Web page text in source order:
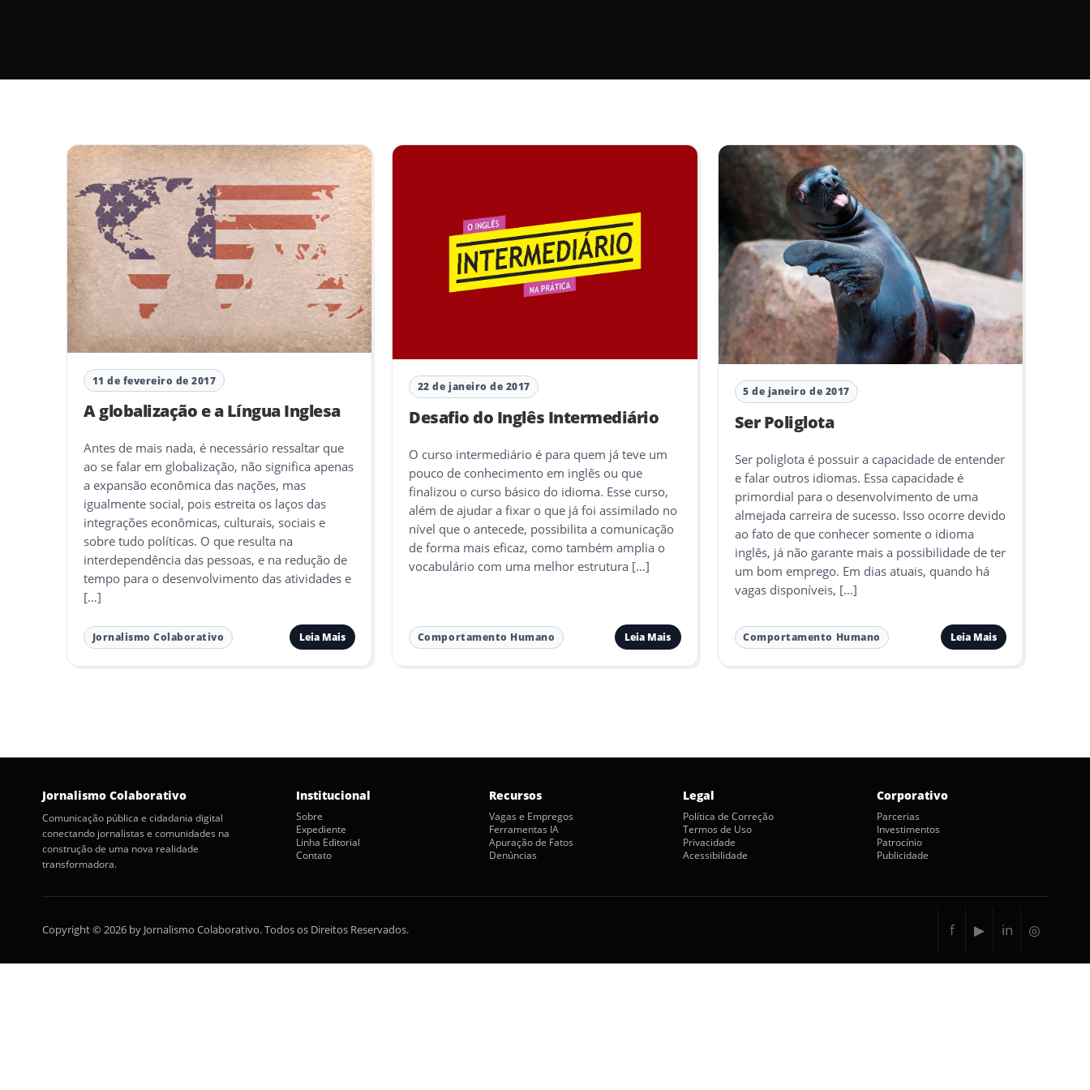
11 de fevereiro de 2017
A globalização e a Língua Inglesa
Antes de mais nada, é necessário ressaltar que
ao se falar em globalização, não significa apenas
a expansão econômica das nações, mas
igualmente social, pois estreita os laços das
integrações econômicas, culturais, sociais e
sobre tudo políticas. O que resulta na
interdependência das pessoas, e na redução de
tempo para o desenvolvimento das atividades e
[…]
Jornalismo Colaborativo Leia Mais
22 de janeiro de 2017
Desafio do Inglês Intermediário
O curso intermediário é para quem já teve um
pouco de conhecimento em inglês ou que
finalizou o curso básico do idioma. Esse curso,
além de ajudar a fixar o que já foi assimilado no
nível que o antecede, possibilita a comunicação
de forma mais eficaz, como também amplia o
vocabulário com uma melhor estrutura […]
Comportamento Humano Leia Mais
5 de janeiro de 2017
Ser Poliglota
Ser poliglota é possuir a capacidade de entender
e falar outros idiomas. Essa capacidade é
primordial para o desenvolvimento de uma
almejada carreira de sucesso. Isso ocorre devido
ao fato de que conhecer somente o idioma
inglês, já não garante mais a possibilidade de ter
um bom emprego. Em dias atuais, quando há
vagas disponíveis, […]
Comportamento Humano Leia Mais
Jornalismo Colaborativo
Comunicação pública e cidadania digital
conectando jornalistas e comunidades na
construção de uma nova realidade
transformadora.
Institucional
Sobre
Expediente
Linha Editorial
Contato
Recursos
Vagas e Empregos
Ferramentas IA
Apuração de Fatos
Denúncias
Legal
Política de Correção
Termos de Uso
Privacidade
Acessibilidade
Corporativo
Parcerias
Investimentos
Patrocínio
Publicidade
Copyright © 2026 by Jornalismo Colaborativo. Todos os Direitos Reservados. f ▶ in ◎